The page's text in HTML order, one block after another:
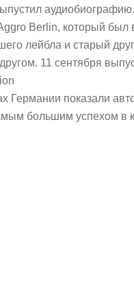
аудиобиографию.
Berlin, который
лейбла и старый
11 сентября
Германии показали
большим успехом в